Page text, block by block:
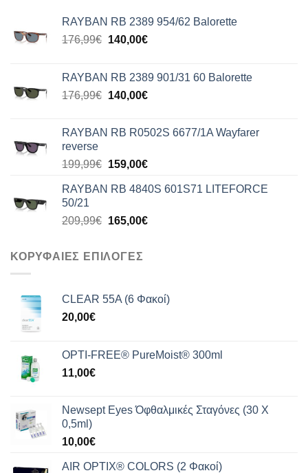
RAYBAN RB 2389 954/62 Balorette
176,99€ Original
176,99€.
140,00€Η
είναι:
140,00€.
RAYBAN RB 2389 901/31 60 Balorette
176,99€ Original
176,99€.
140,00€Η
είναι:
RAYBAN RB R0502S 6677/1A Wayfarer
reverse
199,99€ Original
was:
159,00€Η
τιμή
159,00€.
RAYBAN RB 4840S 601S71 LITEFORCE
50/21
209,99€ Original
209,99€.
165,00€Η
ΚΟΡΥΦΑΙΕΣ ΕΠΙΛΟΓΕΣ
CLEAR 55A (6 Φακοί)
20,00€
OPTI-FREE® PureMoist® 300ml
11,00€
Newsept Eyes Όφθαλμικές Σταγόνες (30 Χ
0,5ml)
10,00€
AIR OPTIX® COLORS (2 Φακοί)